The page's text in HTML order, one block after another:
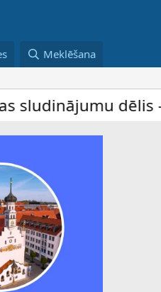
Meklēšana
dēlis – dalība ir